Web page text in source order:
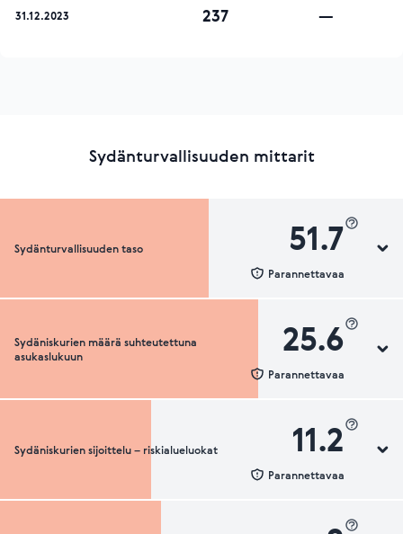
31.12.2023 237 —
Sydänturvallisuuden mittarit
Sydänturvallisuuden taso 51.7
Parannettavaa
Sydänturvallisuuden luokka
Sydäniskurien määrä suhteutettuna
asukaslukuun
25.6
Parannettavaa
Sydäniskurien määrä suhteutettuna asukaslukuun
Sydäniskurien sijoittelu – riskialueluokat 11.2
Parannettavaa